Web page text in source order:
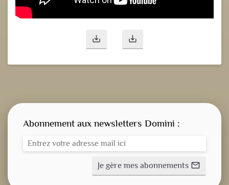
save_alt save_alt
Abonnement aux newsletters Domini :
Je gère mes abonnements mail_outline